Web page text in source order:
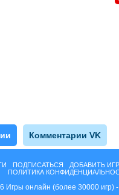
Комментарии VK
ПОДПИСАТЬСЯ ДОБАВИТЬ
ПОЛИТИКА
Игры онлайн (более 30000 игр) -